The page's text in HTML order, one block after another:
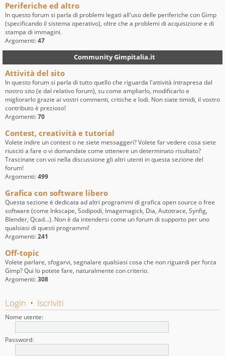
Periferiche ed altro
In questo forum si parla di problemi legati all'uso delle periferiche con Gimp
(specificando il sistema operativo), oltre che a problemi di acquisizione e di
stampa di immagini.
Argomenti:47
Community Gimpitalia.it
Attività del sito
In questo forum si parla di tutto quello che riguarda l'attività intrapresa dal
nostro sito (e dal relativo forum), su come ampliarlo, modificarlo e
migliorarlo grazie ai vostri commenti, critiche e lodi. Non siate timidi, il vostro
contributo è prezioso!
Argomenti:70
Contest, creatività e tutorial
Volete indire un contest o ne siete messaggeri? Volete far vedere cosa siete
riusciti a fare o vi domandate come ottenere un determinato risultato?
Trascinate con voi nella discussione gli altri utenti in questa sezione del
forum!
Argomenti:499
Grafica con software libero
Questa sezione è dedicata ad altri programmi di grafica open source o free
software (come Inkscape, Sodipodi, Imagemagick, Dia, Autotrace, Synfig,
Blender, Qcad...). Non è da intendersi come un forum di supporto per uno
qualsiasi di questi programmi!
Argomenti:241
Off-topic
Volete parlare, sfogarvi, segnalare qualsiasi cosa che non riguardi per forza
Gimp? Qui lo potete fare, naturalmente con criterio.
Argomenti:308
Login • Iscriviti
Nome utente:
Password: